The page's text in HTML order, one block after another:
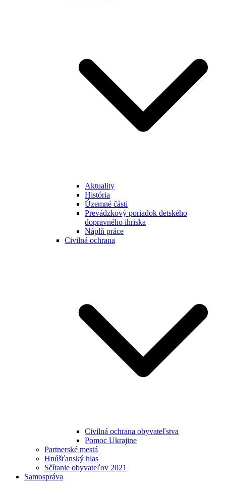
Aktuality
História
Územné části
Prevádzkový poriadok detského
dopravného ihriska
Náplň práce
Civilná ochrana
Civilná ochrana obyvateľstva
Pomoc Ukrajine
Partnerské mestá
Hnúšťanský hlas
Sčítanie obyvateľov 2021
Samospráva